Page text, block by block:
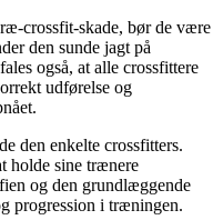
crossfit-skade, bør de være
den sunde jagt på
også, at alle crossfittere
udførelse og
den enkelte crossfitters.
holde sine trænere
og den grundlæggende
progression i træningen.